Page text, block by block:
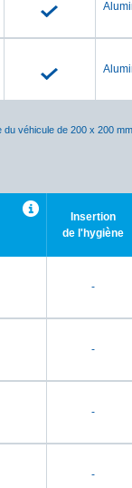
véhicule de 200 x 200 mm.
Insertion
de l'hygiène
-
-
-
-